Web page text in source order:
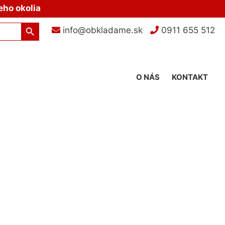
okolia
info@obkladame.sk 0911 655 512
Search Button
KONTAKT
O NÁS